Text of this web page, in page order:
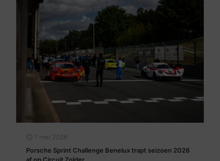
1 mei 2026
Porsche Sprint Challenge Benelux trapt seizoen 2026